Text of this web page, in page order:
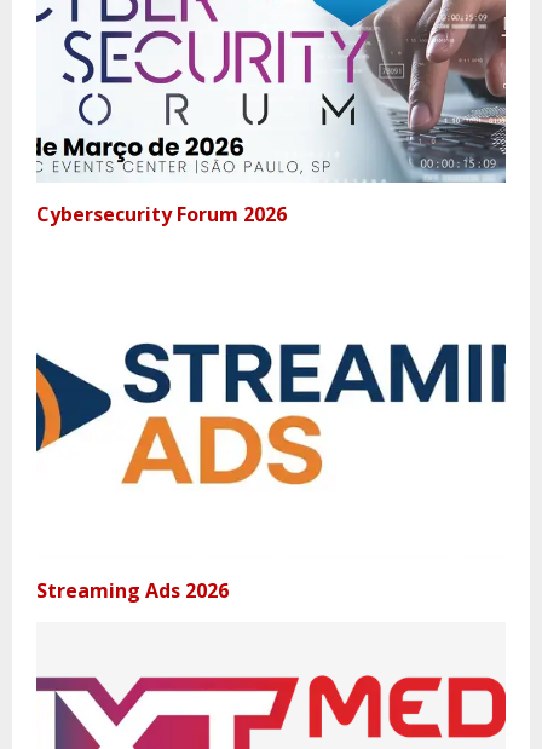
Cybersecurity Forum 2026
Streaming Ads 2026